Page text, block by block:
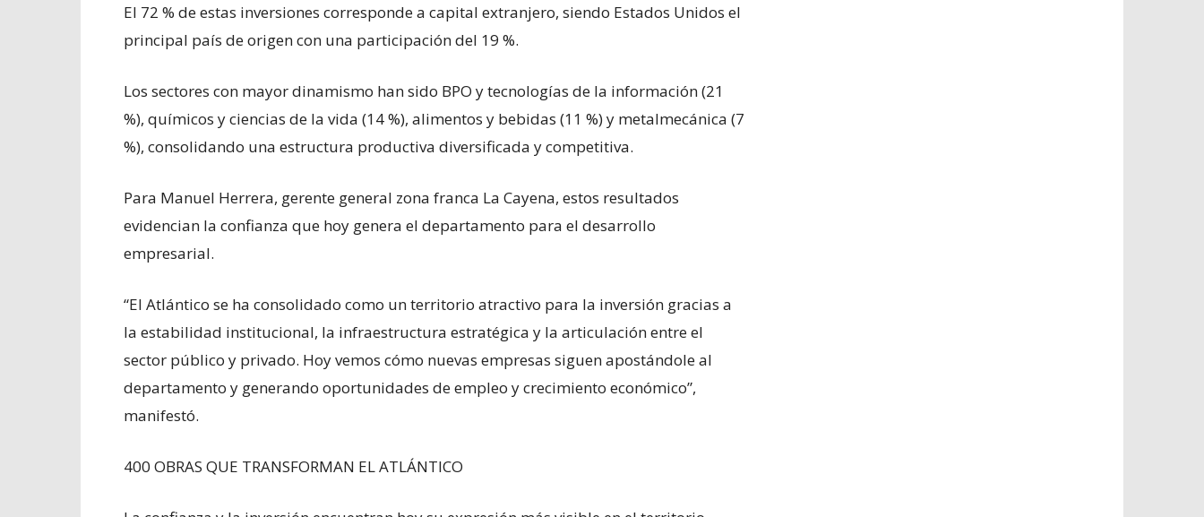
El 72 % de estas inversiones corresponde a capital extranjero, siendo Estados Unidos el
principal país de origen con una participación del 19 %.
Los sectores con mayor dinamismo han sido BPO y tecnologías de la información (21
%), químicos y ciencias de la vida (14 %), alimentos y bebidas (11 %) y metalmecánica (7
%), consolidando una estructura productiva diversificada y competitiva.
Para Manuel Herrera, gerente general zona franca La Cayena, estos resultados
evidencian la confianza que hoy genera el departamento para el desarrollo
empresarial.
“El Atlántico se ha consolidado como un territorio atractivo para la inversión gracias a
la estabilidad institucional, la infraestructura estratégica y la articulación entre el
sector público y privado. Hoy vemos cómo nuevas empresas siguen apostándole al
departamento y generando oportunidades de empleo y crecimiento económico”,
manifestó.
400 OBRAS QUE TRANSFORMAN EL ATLÁNTICO